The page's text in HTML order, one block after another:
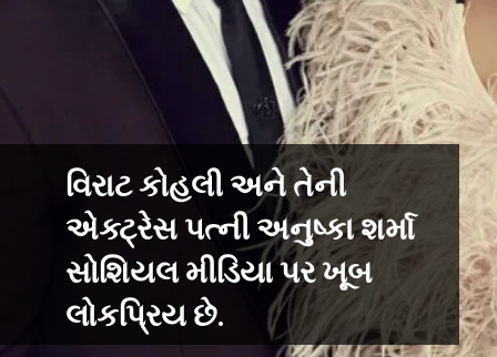
વિરાટ કોહલી અને તેની
એક્ટ્રેસ પત્ની અનુષ્કા શર્મા
સોશિયલ મીડિયા પર ખૂબ
લોકપ્રિય છે.